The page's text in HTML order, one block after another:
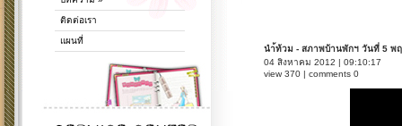
ติดต่อเรา
แผนที่
นำ้ท้วม - สภาพบ้านพักฯ วันที่ 5 พ
04 สิงหาคม 2012 | 09:10:17
view 370 | comments 0